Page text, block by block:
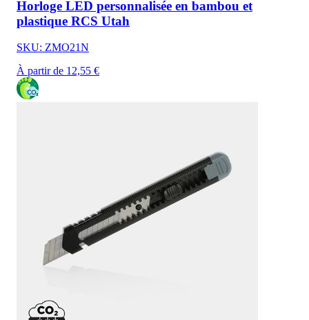
Horloge LED personnalisée en bambou et
plastique RCS Utah
SKU: ZMO21N
À partir de 12,55 €